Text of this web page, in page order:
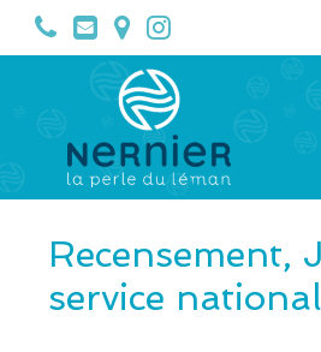
Recensement,
service national